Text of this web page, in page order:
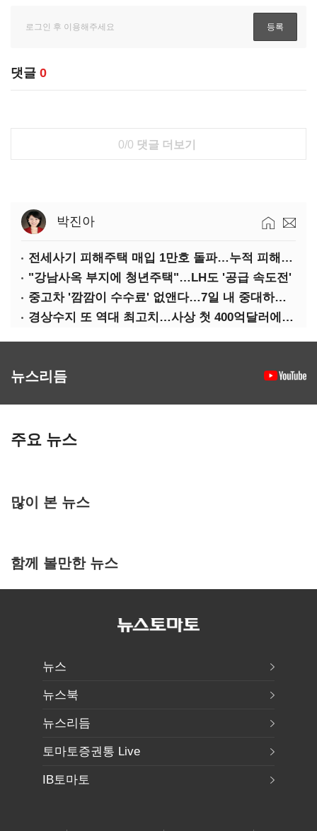
댓글 0
0/0 댓글 더보기
박진아
전세사기 피해주택 매입 1만호 돌파…누적 피해자 4만278명
"강남사옥 부지에 청년주택"…LH도 '공급 속도전'
중고차 '깜깜이 수수료' 없앤다…7일 내 중대하자 생기면 환불
경상수지 또 역대 최고치…사상 첫 400억달러에 '3% 성장' 청신호
뉴스리듬
주요 뉴스
많이 본 뉴스
함께 볼만한 뉴스
뉴스
뉴스북
뉴스리듬
토마토증권통 Live
IB토마토